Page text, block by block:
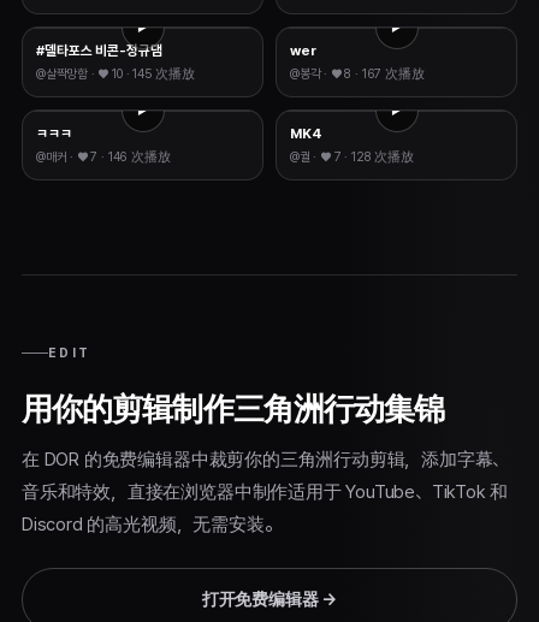
#델타포스 비콘-정규댐
@살짝망함 · ♥10· 145 次播放
wer
@봉각· ♥8 · 167 次播放
ㅋㅋㅋ
@매커 · ♥7 · 146 次播放
MK4
@궐 · ♥ 7 · 128 次播放
EDIT
用你的剪辑制作三角洲行动集锦
在 DOR 的免费编辑器中裁剪你的三角洲行动剪辑，添加字幕、
音乐和特效，直接在浏览器中制作适用于 YouTube、TikTok 和
Discord 的高光视频，无需安装。
打开免费编辑器→